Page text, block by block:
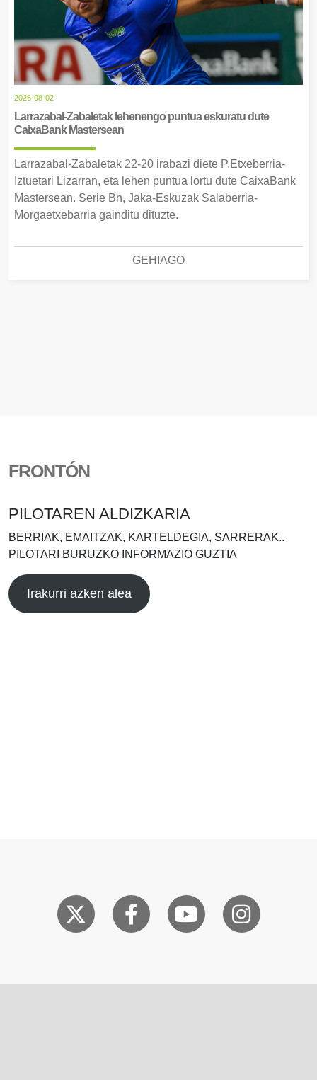
2026-08-02
Larrazabal-Zabaletak lehenengo puntua eskuratu dute
CaixaBank Mastersean
Larrazabal-Zabaletak 22-20 irabazi diete P.Etxeberria-
Iztuetari Lizarran, eta lehen puntua lortu dute CaixaBank
Mastersean. Serie Bn, Jaka-Eskuzak Salaberria-
Morgaetxebarria gainditu dituzte.
GEHIAGO
FRONTÓN
PILOTAREN ALDIZKARIA
BERRIAK, EMAITZAK, KARTELDEGIA, SARRERAK..
PILOTARI BURUZKO INFORMAZIO GUZTIA
Irakurri azken alea